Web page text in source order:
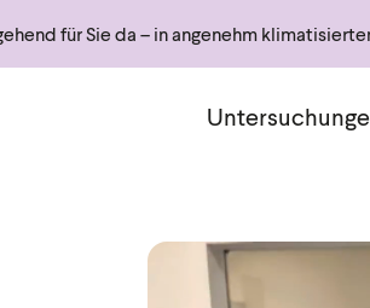
für Sie da – in angenehm